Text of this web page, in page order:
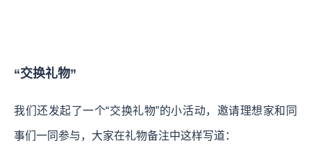
“交换礼物”
我们还发起了一个“交换礼物”的小活动，邀请理想家和同
事们一同参与，大家在礼物备注中这样写道：